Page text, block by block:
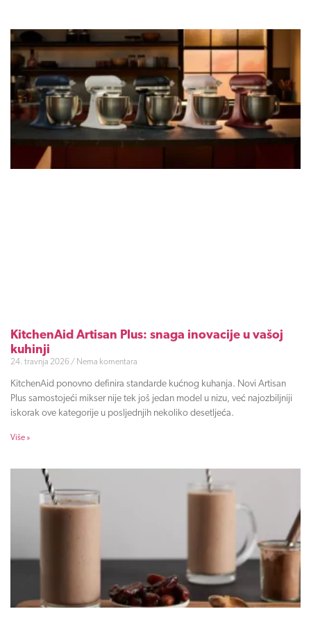
KitchenAid Artisan Plus: snaga inovacije u vašoj
kuhinji
24. travnja 2026 Nema komentara
KitchenAid ponovno definira standarde kućnog kuhanja. Novi Artisan
Plus samostojeći mikser nije tek još jedan model u nizu, već najozbiljniji
iskorak ove kategorije u posljednjih nekoliko desetljeća.
Više »